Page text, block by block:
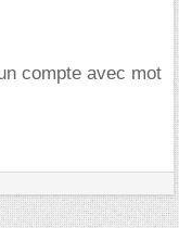
compte avec mot